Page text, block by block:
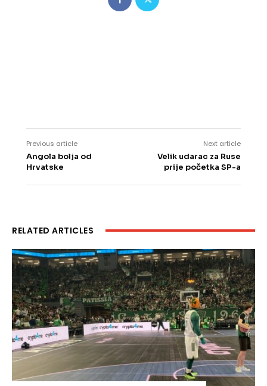
Previous article
Angola bolja od
Hrvatske
Next article
Velik udarac za Ruse
prije početka SP-a
RELATED ARTICLES